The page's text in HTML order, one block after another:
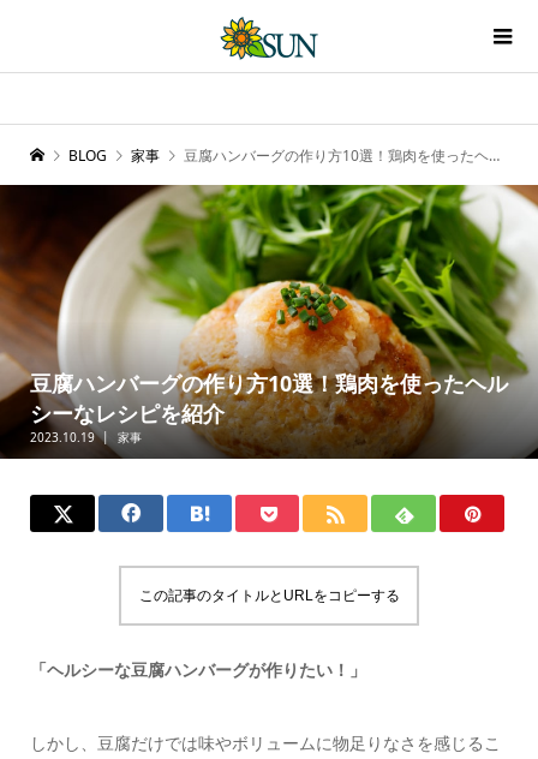
BLOG 家事 豆腐ハンバーグの作り方10選！鶏肉を使ったヘルシーなレシピを紹介
豆腐ハンバーグの作り方10選！鶏肉を使ったヘル
シーなレシピを紹介
2023.10.19 家事
この記事のタイトルとURLをコピーする
「ヘルシーな豆腐ハンバーグが作りたい！」
しかし、豆腐だけでは味やボリュームに物足りなさを感じるこ